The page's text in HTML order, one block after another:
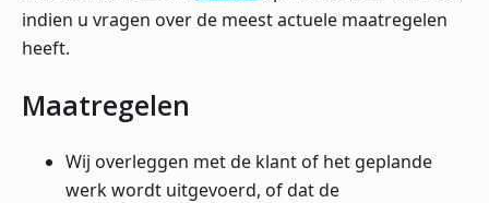
indien u vragen over de meest actuele maatregelen
heeft.
Maatregelen
Wij overleggen met de klant of het geplande
werk wordt uitgevoerd, of dat de